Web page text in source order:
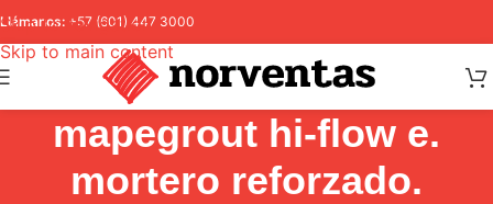
Skip to navigation
Skip to main content
Llámanos: +57 (601) 447 3000
mapegrout hi-flow e.
mortero reforzado.